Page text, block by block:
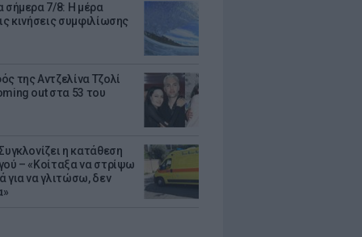
σήμερα 7/8: Η μέρα
κινήσεις συμφιλίωσης
της Αντζελίνα Τζολί
out στα 53 του
η κατάθεση
– «Κοίταξα να στρίψω
για να γλιτώσω, δεν